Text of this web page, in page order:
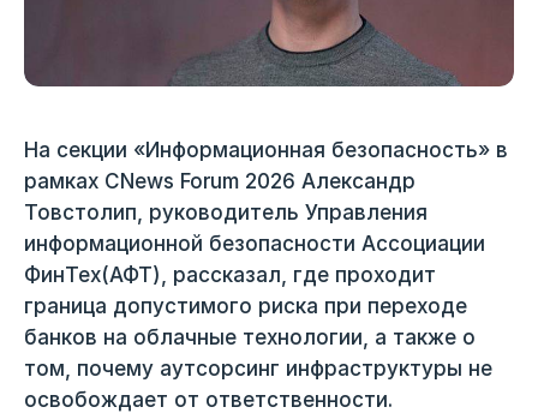
На секции «Информационная безопасность» в
рамках CNews Forum 2026 Александр
Товстолип, руководитель Управления
информационной безопасности Ассоциации
ФинТех(АФТ), рассказал, где проходит
граница допустимого риска при переходе
банков на облачные технологии, а также о
том, почему аутсорсинг инфраструктуры не
освобождает от ответственности.